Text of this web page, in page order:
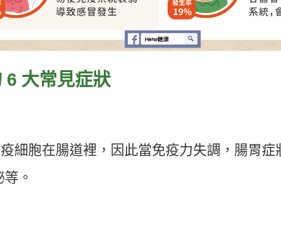
6 大常見症狀
細胞在腸道裡，因此當免疫力失調，腸胃
。